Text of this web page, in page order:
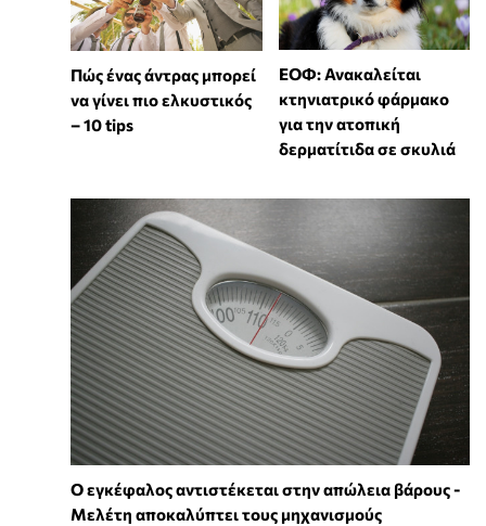
Πώς ένας άντρας μπορεί
να γίνει πιο ελκυστικός
– 10 tips
ΕΟΦ: Ανακαλείται
κτηνιατρικό φάρμακο
για την ατοπική
δερματίτιδα σε σκυλιά
Ο εγκέφαλος αντιστέκεται στην απώλεια βάρους -
Μελέτη αποκαλύπτει τους μηχανισμούς